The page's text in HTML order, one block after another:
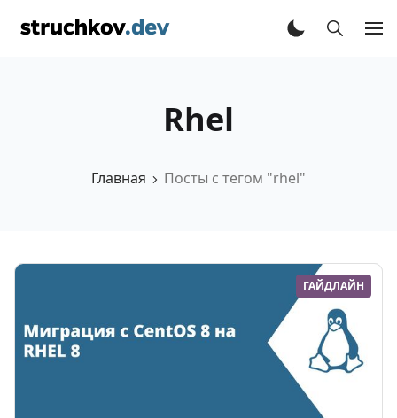
Rhel
Главная Посты с тегом "rhel"
ГАЙДЛАЙН